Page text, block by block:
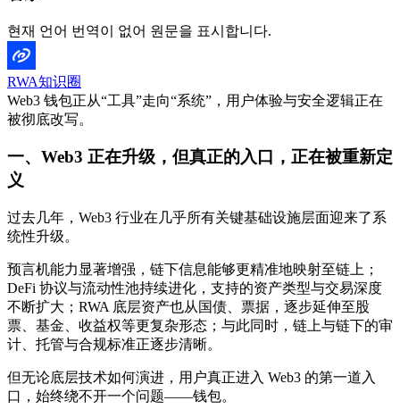
현재 언어 번역이 없어 원문을 표시합니다.
RWA知识圈
Web3 钱包正从“工具”走向“系统”，用户体验与安全逻辑正在
被彻底改写。
一、Web3 正在升级，但真正的入口，正在被重新定
义
过去几年，Web3 行业在几乎所有关键基础设施层面迎来了系
统性升级。
预言机能力显著增强，链下信息能够更精准地映射至链上；
DeFi 协议与流动性池持续进化，支持的资产类型与交易深度
不断扩大；RWA 底层资产也从国债、票据，逐步延伸至股
票、基金、收益权等更复杂形态；与此同时，链上与链下的审
计、托管与合规标准正逐步清晰。
但无论底层技术如何演进，用户真正进入 Web3 的第一道入
口，始终绕不开一个问题——钱包。